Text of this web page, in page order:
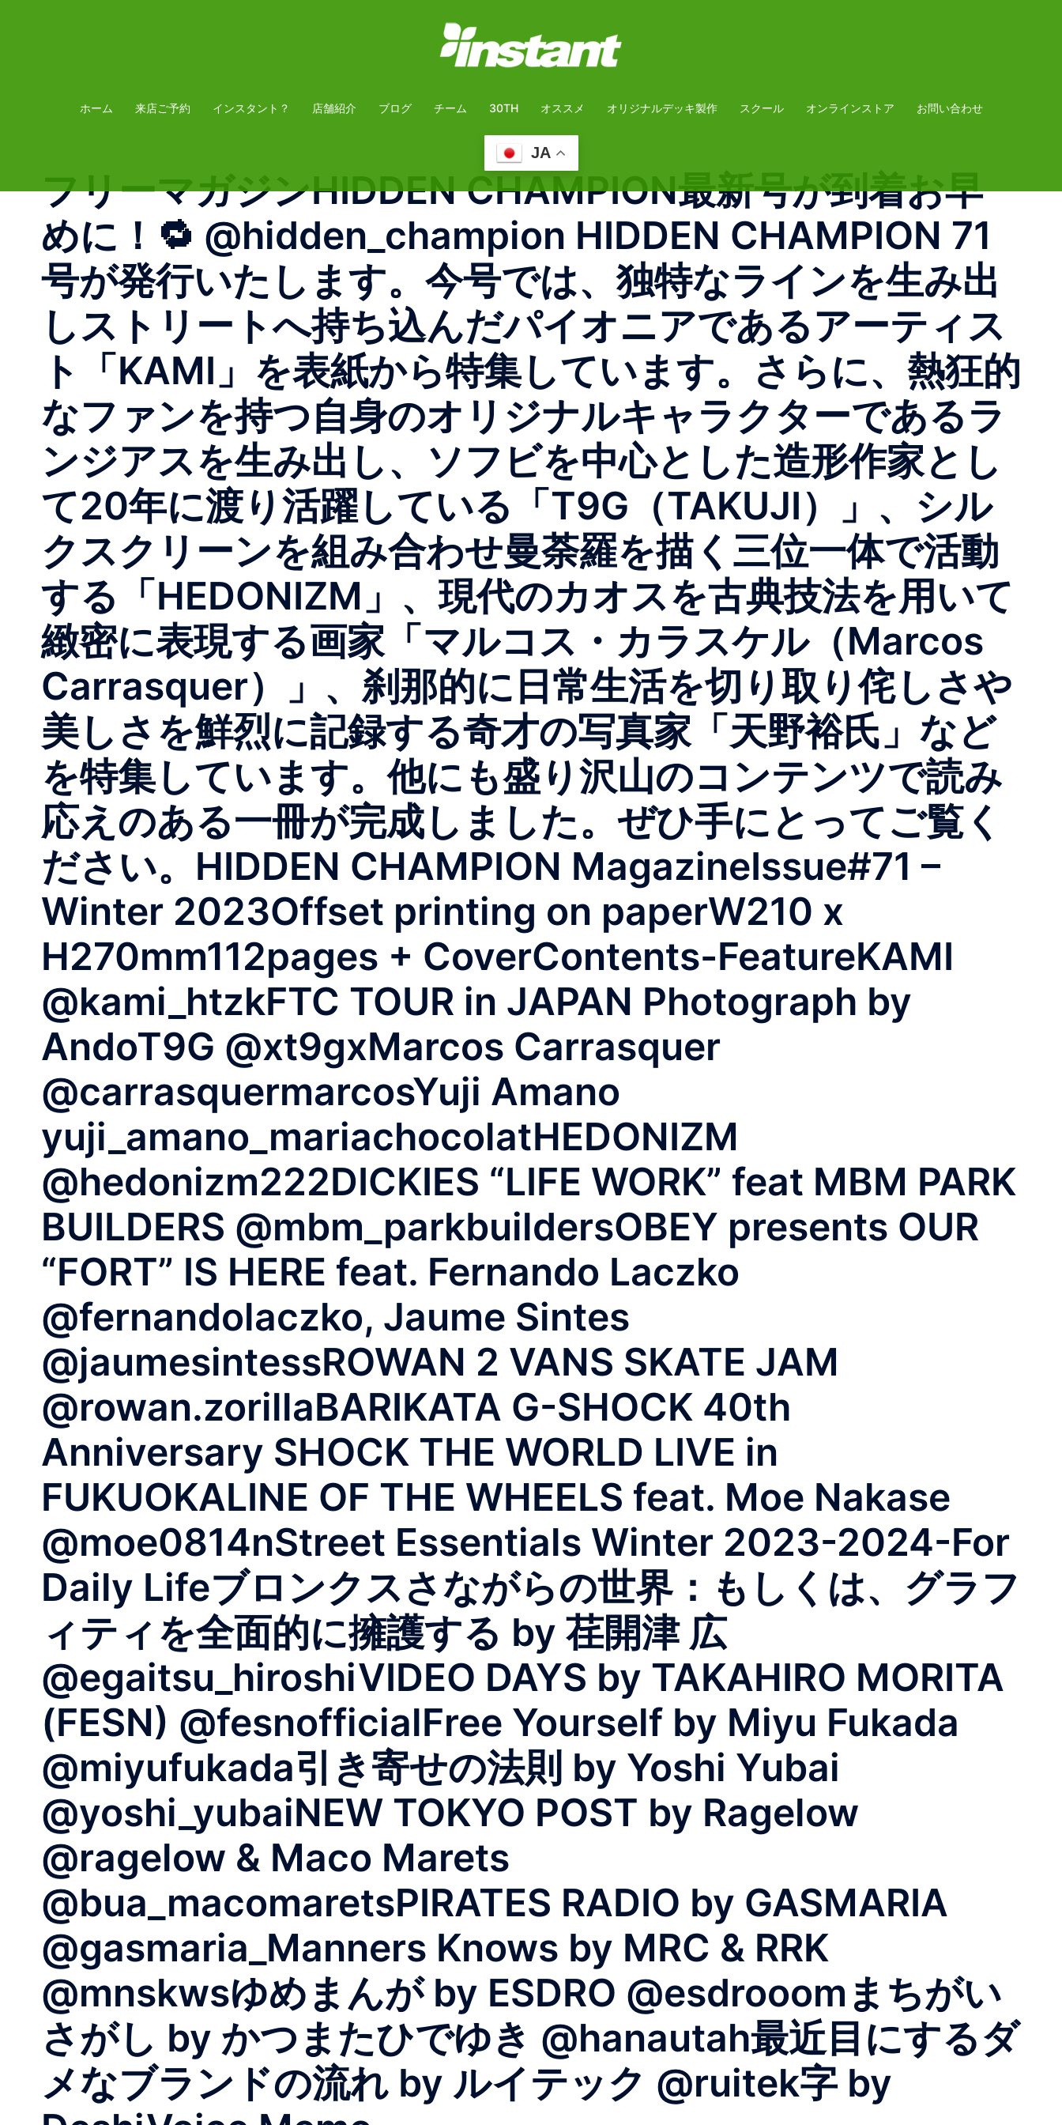
ホーム 来店ご予約 インスタント？ 店舗紹介 ブログ チーム 30TH オススメ オリジナルデッキ製作 スクール オンラインストア お問い合わせ
JA
フリーマガジンHIDDEN CHAMPION最新号が到着お早
めに！🔁 @hidden_champion HIDDEN CHAMPION 71
号が発行いたします。今号では、独特なラインを生み出
しストリートへ持ち込んだパイオニアであるアーティス
ト「KAMI」を表紙から特集しています。さらに、熱狂的
なファンを持つ自身のオリジナルキャラクターであるラ
ンジアスを生み出し、ソフビを中心とした造形作家とし
て20年に渡り活躍している「T9G（TAKUJI）」、シル
クスクリーンを組み合わせ曼荼羅を描く三位一体で活動
する「HEDONIZM」、現代のカオスを古典技法を用いて
緻密に表現する画家「マルコス・カラスケル（Marcos
Carrasquer）」、刹那的に日常生活を切り取り侘しさや
美しさを鮮烈に記録する奇才の写真家「天野裕氏」など
を特集しています。他にも盛り沢山のコンテンツで読み
応えのある一冊が完成しました。ぜひ手にとってご覧く
ださい。⁡HIDDEN CHAMPION MagazineIssue#71 –
Winter 2023Offset printing on paperW210 x
H270mm112pages + Cover⁡Contents⁡-FeatureKAMI
@kami_htzkFTC TOUR in JAPAN Photograph by
AndoT9G @xt9gxMarcos Carrasquer
@carrasquermarcosYuji Amano
yuji_amano_mariachocolatHEDONIZM
@hedonizm222DICKIES “LIFE WORK” feat MBM PARK
BUILDERS @mbm_parkbuildersOBEY presents OUR
“FORT” IS HERE feat. Fernando Laczko
@fernandolaczko, Jaume Sintes
@jaumesintessROWAN 2 VANS SKATE JAM
@rowan.zorillaBARIKATA G-SHOCK 40th
Anniversary SHOCK THE WORLD LIVE in
FUKUOKALINE OF THE WHEELS feat. Moe Nakase
@moe0814nStreet Essentials Winter 2023-2024-For
Daily Lifeブロンクスさながらの世界：もしくは、グラフ
ィティを全面的に擁護する by 荏開津 広
@egaitsu_hiroshiVIDEO DAYS by TAKAHIRO MORITA
(FESN) @fesnofficialFree Yourself by Miyu Fukada
@miyufukada引き寄せの法則 by Yoshi Yubai
@yoshi_yubaiNEW TOKYO POST by Ragelow
@ragelow & Maco Marets
@bua_macomaretsPIRATES RADIO by GASMARIA
@gasmaria_Manners Knows by MRC & RRK
@mnskwsゆめまんが by ESDRO @esdrooomまちがい
さがし by かつまたひでゆき @hanautah最近目にするダ
メなブランドの流れ by ルイテック @ruitek字 by